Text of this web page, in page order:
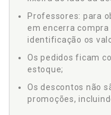
Professores: para
em encerra
identificação os
Os pedidos ficam
estoque;
Os descontos não
promoções,